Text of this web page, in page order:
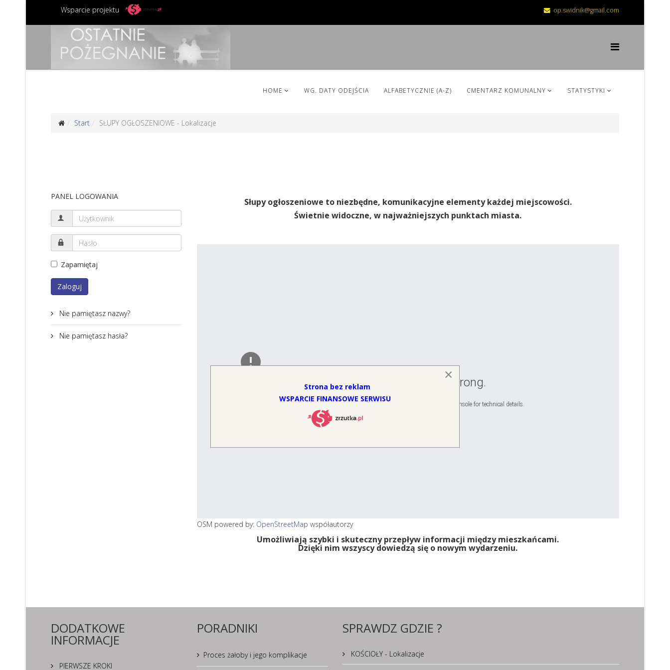
Wsparcie projektu op.swidnik@gmail.com
HOME WG. DATY ODEJŚCIA ALFABETYCZNIE (A-Z) CMENTARZ KOMUNALNY STATYSTYKI
Start SŁUPY OGŁOSZENIOWE - Lokalizacje
PANEL LOGOWANIA
Zapamiętaj
Zaloguj
Nie pamiętasz nazwy?
Nie pamiętasz hasła?
Słupy ogłoszeniowe to niezbędne, komunikacyjne elementy każdej miejscowości.
Świetnie widoczne, w najważniejszych punktach miasta.
Oops! Something went wrong.
This page didn't load Google Maps correctly. See the JavaScript console for technical details.
OSM powered by: OpenStreetMap współautorzy
Umożliwiają szybki i skuteczny przepływ informacji między mieszkańcami.
Dzięki nim wszyscy dowiedzą się o nowym wydarzeniu.
DODATKOWE
INFORMACJE
PIERWSZE KROKI
PORADNIKI
Proces żałoby i jego komplikacje
SPRAWDZ GDZIE ?
KOŚCIOŁY - Lokalizacje
×
Strona bez reklam
WSPARCIE FINANSOWE SERWISU